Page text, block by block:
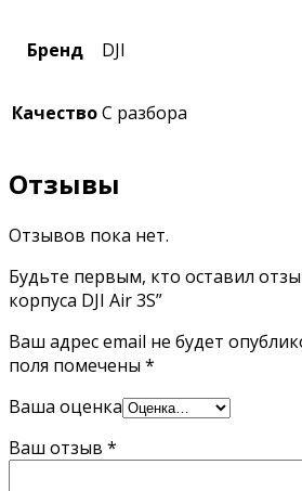
Бренд DJI
КачествоС разбора
Отзывы
Отзывов пока нет.
Будьте первым, кто оставил
корпуса DJI Air 3S”
Ваш адрес email не будет
поля помечены *
Ваша оценка
Ваш отзыв *